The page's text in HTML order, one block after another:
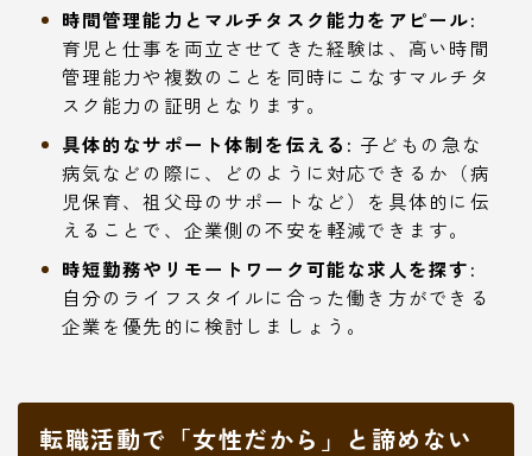
時間管理能力とマルチタスク能力をアピール:
育児と仕事を両立させてきた経験は、高い時間
管理能力や複数のことを同時にこなすマルチタ
スク能力の証明となります。
具体的なサポート体制を伝える: 子どもの急な
病気などの際に、どのように対応できるか（病
児保育、祖父母のサポートなど）を具体的に伝
えることで、企業側の不安を軽減できます。
時短勤務やリモートワーク可能な求人を探す:
自分のライフスタイルに合った働き方ができる
企業を優先的に検討しましょう。
転職活動で「女性だから」と諦めない